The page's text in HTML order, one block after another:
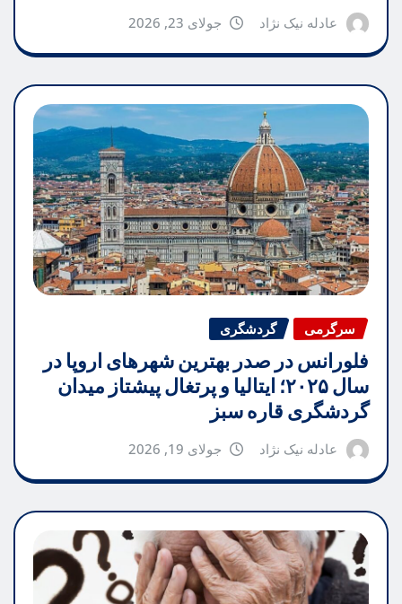
عادله نیک نژاد جولای 23, 2026
سرگرمی گردشگری
فلورانس در صدر بهترین شهرهای اروپا در
سال ۲۰۲۵؛ ایتالیا و پرتغال پیشتاز میدان
گردشگری قاره سبز
عادله نیک نژاد جولای 19, 2026